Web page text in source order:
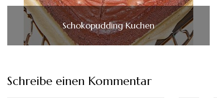
Schokopudding Kuchen
Schreibe einen Kommentar